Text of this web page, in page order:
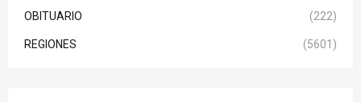
OBITUARIO (222)
REGIONES (5601)